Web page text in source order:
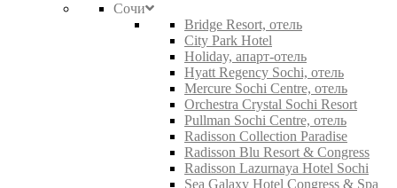
Сочи
Bridge Resort, отель
City Park Hotel
Holiday, апарт-отель
Hyatt Regency Sochi, отель
Mercure Sochi Centre, отель
Orchestra Crystal Sochi Resort
Pullman Sochi Centre, отель
Radisson Collection Paradise
Radisson Blu Resort & Congress
Radisson Lazurnaya Hotel Sochi
Sea Galaxy Hotel Congress & Spa